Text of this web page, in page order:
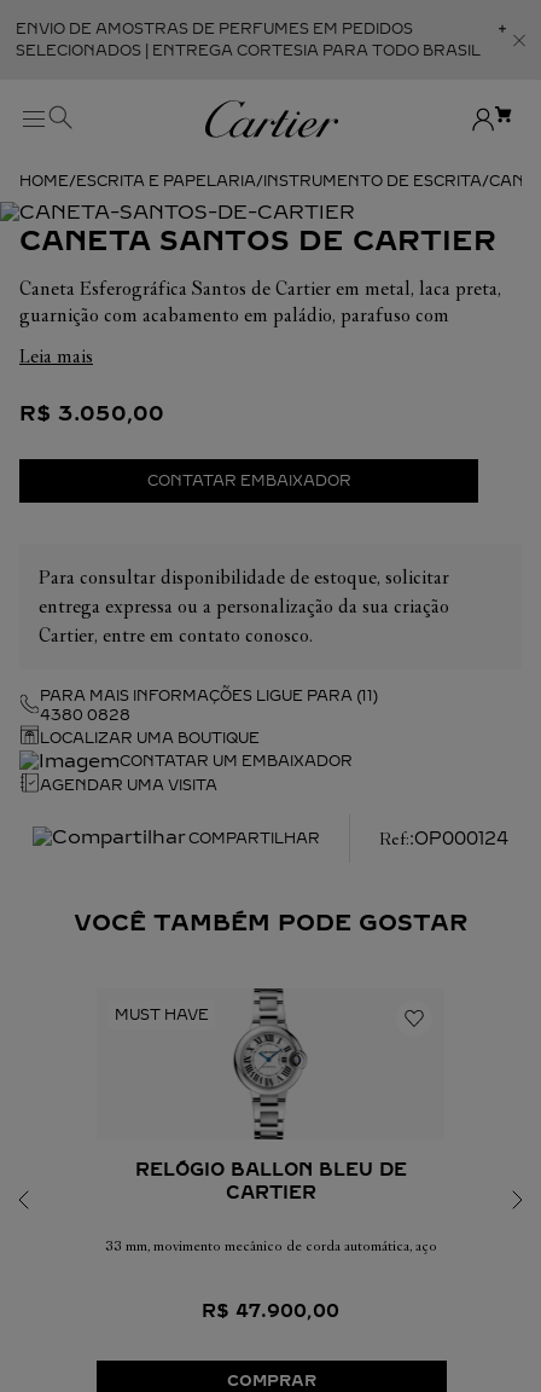
ENVIO DE AMOSTRAS DE PERFUMES EM PEDIDOS
SELECIONADOS | ENTREGA CORTESIA PARA TODO BRASIL
ESCRITA E PAPELARIA INSTRUMENTO DE ESCRITA
CANETA SANTOS DE CARTIER
Caneta Esferográfica Santos de Cartier em metal, laca preta,
guarnição com acabamento em paládio, parafuso com
com um refil para caneta esferográfica, tinta preta, tamanho
Leia mais
R$ 3.050,00
CONTATAR EMBAIXADOR
Para consultar disponibilidade de estoque, solicitar
entrega expressa ou a personalização da sua criação
Cartier, entre em contato conosco.
PARA MAIS INFORMAÇÕES LIGUE PARA (11)
4380 0828
LOCALIZAR UMA BOUTIQUE
CONTATAR UM EMBAIXADOR
AGENDAR UMA VISITA
COMPARTILHAR :OP000124
VOCÊ TAMBÉM PODE GOSTAR
RELÓGIO BALLON BLEU DE
CARTIER
33 mm, movimento mecânico de corda automática, aço
R$ 47.900,00
COMPRAR